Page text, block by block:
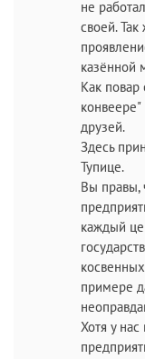
не
своей.
казённой
Как повар
друзей.
Здесь
Тупице.
Вы правы,
каждый
примере
Хотя у